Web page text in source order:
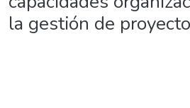
la gestión de